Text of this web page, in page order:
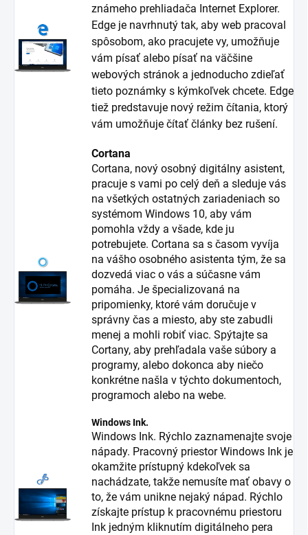
známeho prehliadača Internet Explorer.
Edge je navrhnutý tak, aby web pracoval
spôsobom, ako pracujete vy, umožňuje
vám písať alebo písať na väčšine
webových stránok a jednoducho zdieľať
tieto poznámky s kýmkoľvek chcete. Edge
tiež predstavuje nový režim čítania, ktorý
vám umožňuje čítať články bez rušení.
Cortana
Cortana, nový osobný digitálny asistent,
pracuje s vami po celý deň a sleduje vás
na všetkých ostatných zariadeniach so
systémom Windows 10, aby vám
pomohla vždy a všade, kde ju
potrebujete. Cortana sa s časom vyvíja
na vášho osobného asistenta tým, že sa
dozvedá viac o vás a súčasne vám
pomáha. Je špecializovaná na
pripomienky, ktoré vám doručuje v
správny čas a miesto, aby ste zabudli
menej a mohli robiť viac. Spýtajte sa
Cortany, aby prehľadala vaše súbory a
programy, alebo dokonca aby niečo
konkrétne našla v týchto dokumentoch,
programoch alebo na webe.
Windows Ink.
Windows Ink. Rýchlo zaznamenajte svoje
nápady. Pracovný priestor Windows Ink je
okamžite prístupný kdekoľvek sa
nachádzate, takže nemusíte mať obavy o
to, že vám unikne nejaký nápad. Rýchlo
získajte prístup k pracovnému priestoru
Ink jedným kliknutím digitálneho pera